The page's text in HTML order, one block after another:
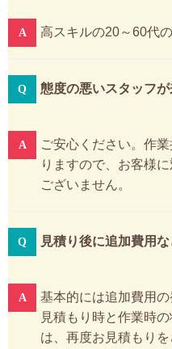
高スキルの20～60代
態度の悪いスタッフ
ご安心ください。作
りますので、お客様
ございません。
見積り後に追加費用
基本的には追加費用
見積もり時と作業時
は、再度お見積もり